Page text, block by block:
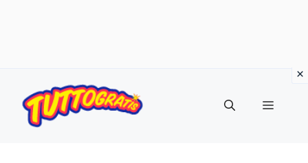
contenuto
Menu